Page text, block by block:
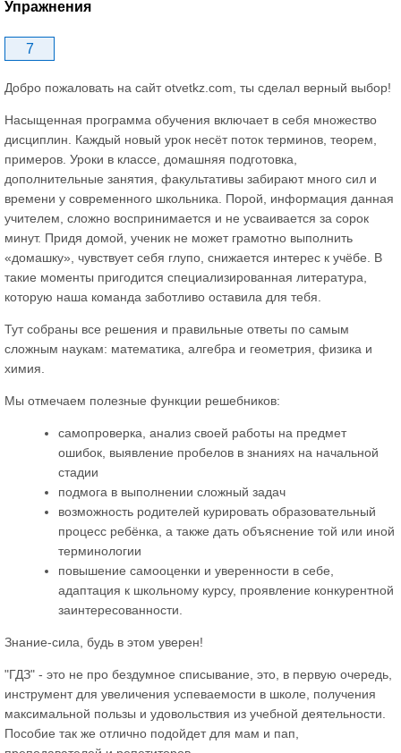
Упражнения
7
Добро пожаловать на сайт otvetkz.com, ты сделал верный выбор!
Насыщенная программа обучения включает в себя множество
дисциплин. Каждый новый урок несёт поток терминов, теорем,
примеров. Уроки в классе, домашняя подготовка,
дополнительные занятия, факультативы забирают много сил и
времени у современного школьника. Порой, информация данная
учителем, сложно воспринимается и не усваивается за сорок
минут. Придя домой, ученик не может грамотно выполнить
«домашку», чувствует себя глупо, снижается интерес к учёбе. В
такие моменты пригодится специализированная литература,
которую наша команда заботливо оставила для тебя.
Тут собраны все решения и правильные ответы по самым
сложным наукам: математика, алгебра и геометрия, физика и
химия.
Мы отмечаем полезные функции решебников:
самопроверка, анализ своей работы на предмет
ошибок, выявление пробелов в знаниях на начальной
стадии
подмога в выполнении сложный задач
возможность родителей курировать образовательный
процесс ребёнка, а также дать объяснение той или иной
терминологии
повышение самооценки и уверенности в себе,
адаптация к школьному курсу, проявление конкурентной
заинтересованности.
Знание-сила, будь в этом уверен!
"ГДЗ" - это не про бездумное списывание, это, в первую очередь,
инструмент для увеличения успеваемости в школе, получения
максимальной пользы и удовольствия из учебной деятельности.
Пособие так же отлично подойдет для мам и пап,